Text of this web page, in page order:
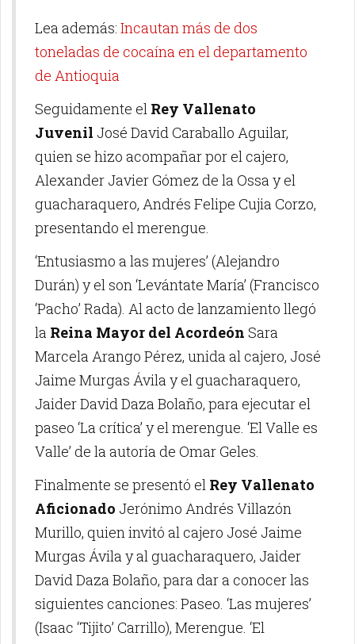
Lea además: Incautan más de dos
toneladas de cocaína en el departamento
de Antioquia
Seguidamente el Rey Vallenato
Juvenil José David Caraballo Aguilar,
quien se hizo acompañar por el cajero,
Alexander Javier Gómez de la Ossa y el
guacharaquero, Andrés Felipe Cujia Corzo,
presentando el merengue.
‘Entusiasmo a las mujeres’ (Alejandro
Durán) y el son ‘Levántate María’ (Francisco
‘Pacho’ Rada). Al acto de lanzamiento llegó
la Reina Mayor del Acordeón Sara
Marcela Arango Pérez, unida al cajero, José
Jaime Murgas Ávila y el guacharaquero,
Jaider David Daza Bolaño, para ejecutar el
paseo ‘La crítica’ y el merengue. ‘El Valle es
Valle’ de la autoría de Omar Geles.
Finalmente se presentó el Rey Vallenato
Aficionado Jerónimo Andrés Villazón
Murillo, quien invitó al cajero José Jaime
Murgas Ávila y al guacharaquero, Jaider
David Daza Bolaño, para dar a conocer las
siguientes canciones: Paseo. ‘Las mujeres’
(Isaac ‘Tijito’ Carrillo), Merengue. ‘El